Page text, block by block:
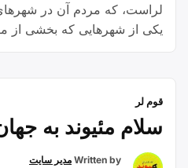
لراست، که‌ مردم آن در
یکی از شهرهایی که بخشی از
قوم لر
سلام مئیوند به
Written by مدیر سایت